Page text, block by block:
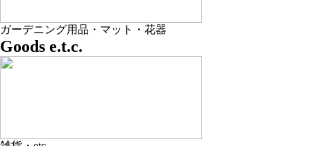
ガーデニング用品・マット・花器
Goods e.t.c.